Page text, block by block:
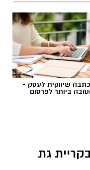
HYDRO
שאף הוא אינו רשום
כמכילחומצה
בתכשירים
קשר סיבתי בין
חומצה
לתמרוקים
נערך
שיווקית לעסק -
ביותר לפרסום
גת